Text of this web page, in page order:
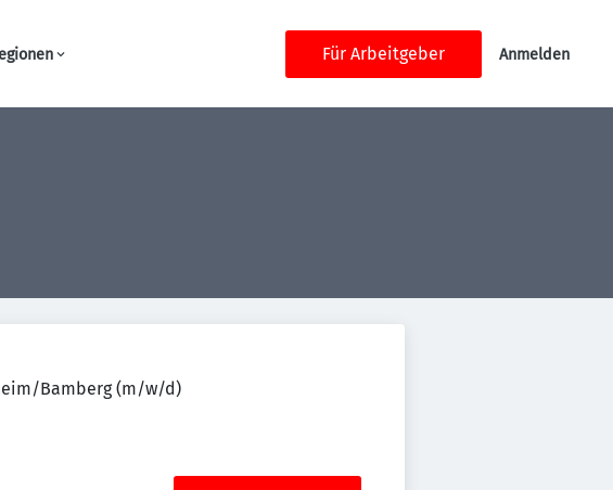
Für Arbeitgeber Anmelden
Bamberg (m/w/d)